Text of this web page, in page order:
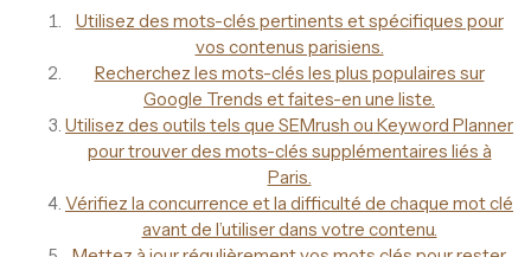
Utilisez des mots-clés pertinents et spécifiques pour
vos contenus parisiens.
Recherchez les mots-clés les plus populaires sur
Google Trends et faites-en une liste.
Utilisez des outils tels que SEMrush ou Keyword Planner
pour trouver des mots-clés supplémentaires liés à
Paris.
Vérifiez la concurrence et la difficulté de chaque mot clé
avant de l’utiliser dans votre contenu.